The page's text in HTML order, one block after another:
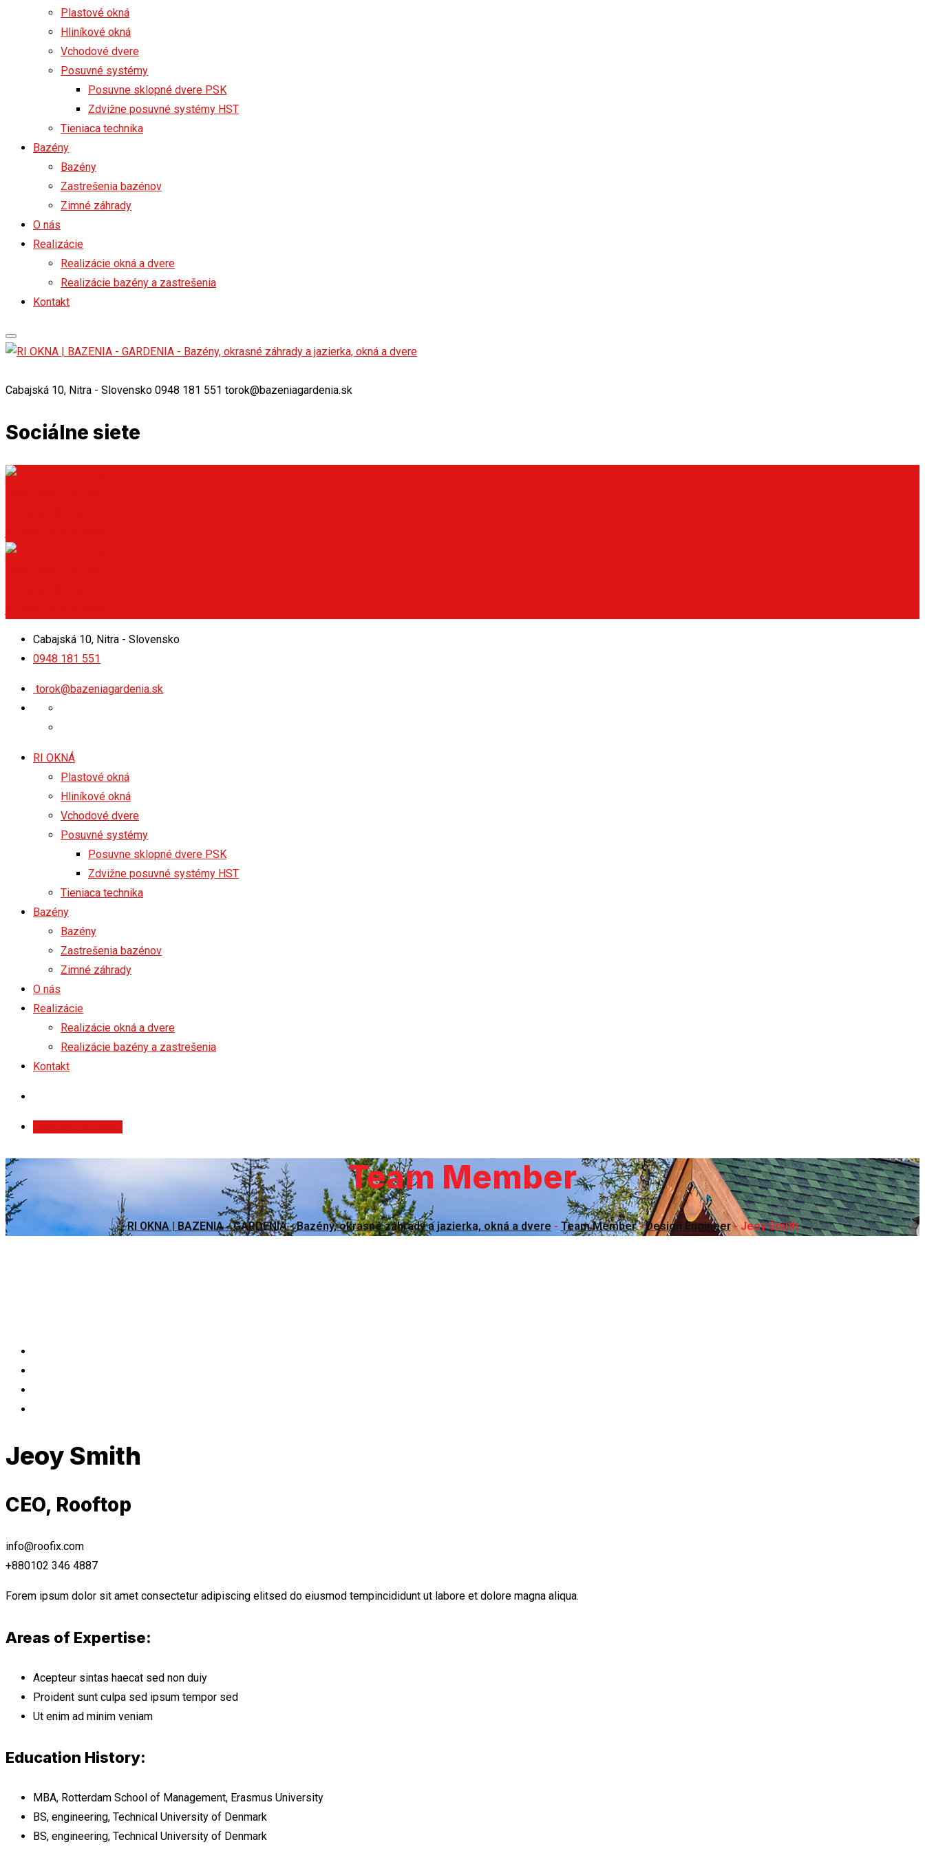
Plastové okná
Hliníkové okná
Vchodové dvere
Posuvné systémy
Posuvne sklopné dvere PSK
Zdvižne posuvné systémy HST
Tieniaca technika
Bazény
Bazény
Zastrešenia bazénov
Zimné záhrady
O nás
Realizácie
Realizácie okná a dvere
Realizácie bazény a zastrešenia
Kontakt
Cabajská 10, Nitra - Slovensko 0948 181 551 torok@bazeniagardenia.sk
Sociálne siete
Cabajská 10, Nitra - Slovensko
0948 181 551
torok@bazeniagardenia.sk
RI OKNÁ
Plastové okná
Hliníkové okná
Vchodové dvere
Posuvné systémy
Posuvne sklopné dvere PSK
Zdvižne posuvné systémy HST
Tieniaca technika
Bazény
Bazény
Zastrešenia bazénov
Zimné záhrady
O nás
Realizácie
Realizácie okná a dvere
Realizácie bazény a zastrešenia
Kontakt
Team Member
RI OKNA | BAZENIA - GARDENIA - Bazény, okrasné záhrady a jazierka, okná a dvere - Team Member-Design Engineer-Jeoy Smith
Jeoy Smith
CEO, Rooftop
info@roofix.com
+880102 346 4887
Forem ipsum dolor sit amet consectetur adipiscing elitsed do eiusmod tempincididunt ut labore et dolore magna aliqua.
Areas of Expertise:
Acepteur sintas haecat sed non duiy
Proident sunt culpa sed ipsum tempor sed
Ut enim ad minim veniam
Education History:
MBA, Rotterdam School of Management, Erasmus University
BS, engineering, Technical University of Denmark
BS, engineering, Technical University of Denmark